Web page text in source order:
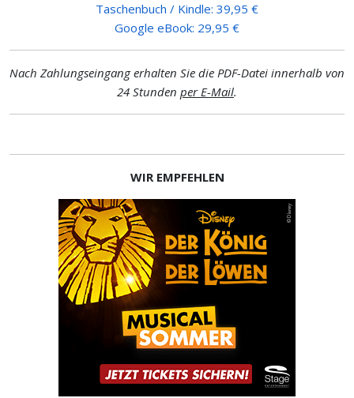
Taschenbuch / Kindle: 39,95 €
Google eBook: 29,95 €
Nach Zahlungseingang erhalten Sie die PDF-Datei innerhalb von
24 Stunden per E-Mail.
WIR EMPFEHLEN